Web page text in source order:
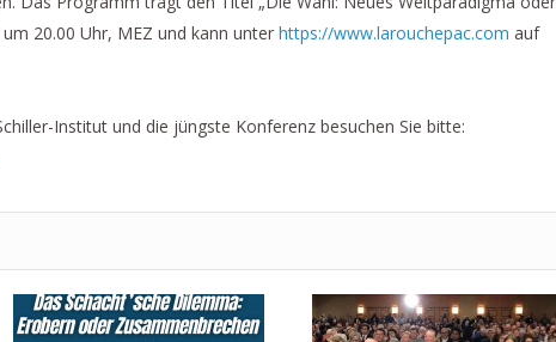
20.00 Uhr, MEZ und kann unter https://www.larouchepac.com auf
Institut und die jüngste Konferenz besuchen Sie bitte: